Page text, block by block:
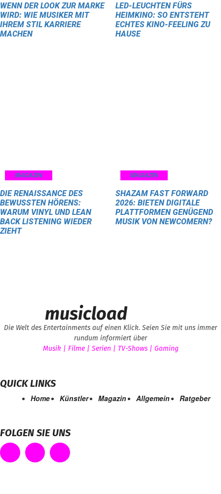
WENN DER LOOK ZUR MARKE
WIRD: WIE MUSIKER MIT
IHREM STIL KARRIERE
MACHEN
LED-LEUCHTEN FÜRS
HEIMKINO: SO ENTSTEHT
ECHTES KINO-FEELING ZU
HAUSE
MAGAZIN
DIE RENAISSANCE DES
BEWUSSTEN HÖRENS:
WARUM VINYL UND LEAN
BACK LISTENING WIEDER
ZIEHT
MAGAZIN
SHAZAM FAST FORWARD
2026: BIETEN DIGITALE
PLATTFORMEN GENÜGEND
MUSIK VON NEWCOMERN?
musicload
Die Welt des Entertainments auf einen Klick. Seien Sie mit uns immer
rundum informiert über
Musik | Filme | Serien | TV-Shows | Gaming
QUICK LINKS
Home Künstler Magazin Allgemein Ratgeber
FOLGEN SIE UNS